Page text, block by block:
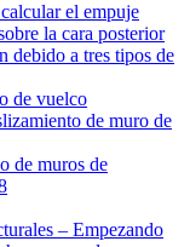
el empuje
la cara posterior
debido a tres tipos de
de vuelco
de muro de
de muros de
– Empezando